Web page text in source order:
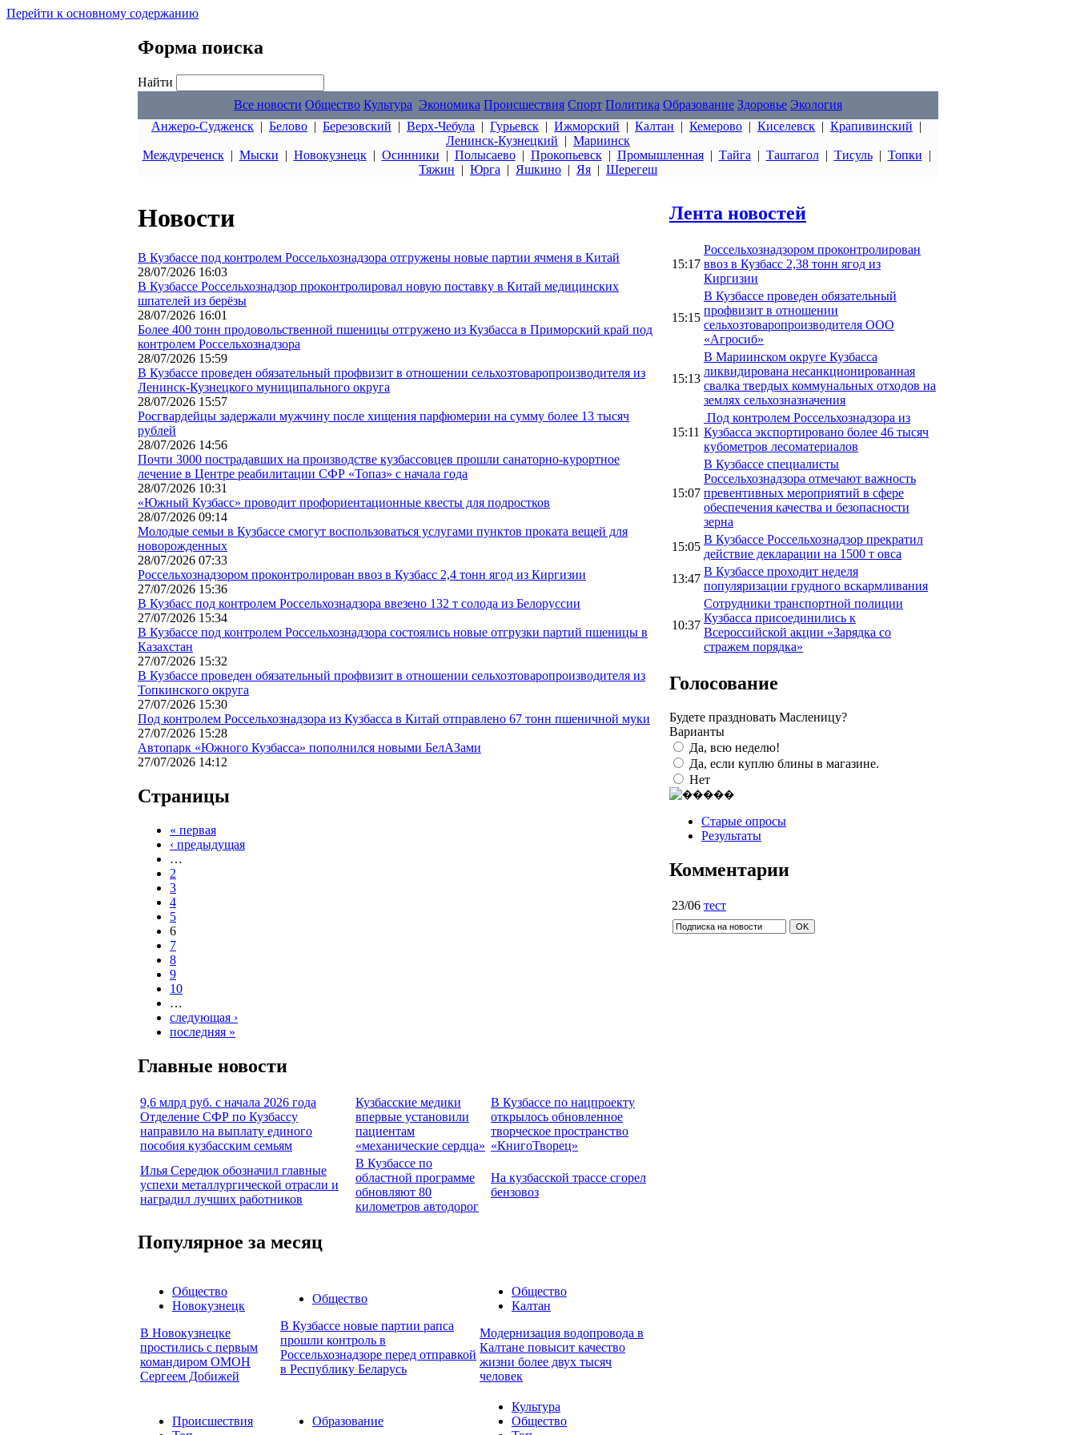
Перейти к основному содержанию
Форма поиска
Найти
Все новости Общество Культура Экономика Происшествия Спорт Политика Образование Здоровье Экология
Анжеро-Судженск | Белово | Березовский | Верх-Чебула | Гурьевск | Ижморский | Калтан | Кемерово | Киселевск | Крапивинский |
Ленинск-Кузнецкий | Мариинск
Междуреченск| Мыски | Новокузнецк| Осинники | Полысаево| Прокопьевск| Промышленная| Тайга | Таштагол| Тисуль| Топки |
Тяжин | Юрга | Яшкино | Яя | Шерегеш
Новости
В Кузбассе под контролем Россельхознадзора отгружены новые партии ячменя в Китай
28/07/2026 16:03
В Кузбассе Россельхознадзор проконтролировал новую поставку в Китай медицинских
шпателей из берёзы
28/07/2026 16:01
Более 400 тонн продовольственной пшеницы отгружено из Кузбасса в Приморский край под
контролем Россельхознадзора
28/07/2026 15:59
В Кузбассе проведен обязательный профвизит в отношении сельхозтоваропроизводителя из
Ленинск-Кузнецкого муниципального округа
28/07/2026 15:57
Росгвардейцы задержали мужчину после хищения парфюмерии на сумму более 13 тысяч
рублей
28/07/2026 14:56
Почти 3000 пострадавших на производстве кузбассовцев прошли санаторно-курортное
лечение в Центре реабилитации СФР «Топаз» с начала года
28/07/2026 10:31
«Южный Кузбасс» проводит профориентационные квесты для подростков
28/07/2026 09:14
Молодые семьи в Кузбассе смогут воспользоваться услугами пунктов проката вещей для
новорожденных
28/07/2026 07:33
Россельхознадзором проконтролирован ввоз в Кузбасс 2,4 тонн ягод из Киргизии
27/07/2026 15:36
В Кузбасс под контролем Россельхознадзора ввезено 132 т солода из Белоруссии
27/07/2026 15:34
В Кузбассе под контролем Россельхознадзора состоялись новые отгрузки партий пшеницы в
Казахстан
27/07/2026 15:32
В Кузбассе проведен обязательный профвизит в отношении сельхозтоваропроизводителя из
Топкинского округа
27/07/2026 15:30
Под контролем Россельхознадзора из Кузбасса в Китай отправлено 67 тонн пшеничной муки
27/07/2026 15:28
Автопарк «Южного Кузбасса» пополнился новыми БелАЗами
27/07/2026 14:12
Страницы
« первая
‹ предыдущая
…
2
3
4
5
6
7
8
9
10
…
следующая ›
последняя »
Главные новости
9,6 млрд руб. с начала 2026 года
Отделение СФР по Кузбассу
направило на выплату единого
пособия кузбасским семьям
Кузбасские медики
впервые установили
пациентам
«механические сердца»
В Кузбассе по нацпроекту
открылось обновленное
творческое пространство
«КнигоТворец»
Илья Середюк обозначил главные
успехи металлургической отрасли и
наградил лучших работников
В Кузбассе по
областной программе
обновляют 80
километров автодорог
На кузбасской трассе сгорел
бензовоз
Популярное за месяц
Общество
Новокузнецк
В Новокузнецке
простились с первым
командиром ОМОН
Сергеем Добижей
Общество
В Кузбассе новые партии рапса
прошли контроль в
Россельхознадзоре перед отправкой
в Республику Беларусь
Общество
Калтан
Модернизация водопровода в
Калтане повысит качество
жизни более двух тысяч
человек
Происшествия
Образование
Культура
Общество
Лента новостей
15:17
Россельхознадзором проконтролирован
ввоз в Кузбасс 2,38 тонн ягод из
Киргизии
15:15
В Кузбассе проведен обязательный
профвизит в отношении
сельхозтоваропроизводителя ООО
«Агросиб»
15:13
В Мариинском округе Кузбасса
ликвидирована несанкционированная
свалка твердых коммунальных отходов на
землях сельхозназначения
15:11
Под контролем Россельхознадзора из
Кузбасса экспортировано более 46 тысяч
кубометров лесоматериалов
15:07
В Кузбассе специалисты
Россельхознадзора отмечают важность
превентивных мероприятий в сфере
обеспечения качества и безопасности
зерна
15:05
В Кузбассе Россельхознадзор прекратил
действие декларации на 1500 т овса
13:47
В Кузбассе проходит неделя
популяризации грудного вскармливания
10:37
Сотрудники транспортной полиции
Кузбасса присоединились к
Всероссийской акции «Зарядка со
стражем порядка»
Голосование
Будете праздновать Масленицу?
Варианты
Да, всю неделю!
Да, если куплю блины в магазине.
Нет
Старые опросы
Результаты
Комментарии
23/06 тест